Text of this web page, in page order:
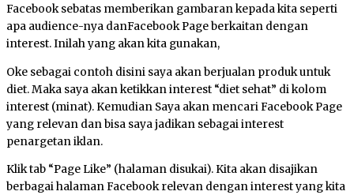
Facebook sebatas memberikan gambaran kepada kita seperti
apa audience-nya danFacebook Page berkaitan dengan
interest. Inilah yang akan kita gunakan,
Oke sebagai contoh disini saya akan berjualan produk untuk
diet. Maka saya akan ketikkan interest “diet sehat” di kolom
interest (minat). Kemudian Saya akan mencari Facebook Page
yang relevan dan bisa saya jadikan sebagai interest
penargetan iklan.
Klik tab “Page Like” (halaman disukai). Kita akan disajikan
berbagai halaman Facebook relevan dengan interest yang kita